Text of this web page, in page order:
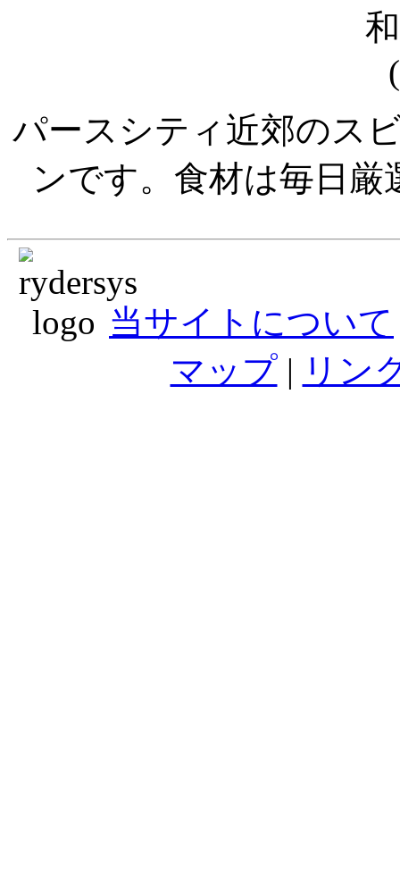
パースシティ近郊のス
ンです。食材は毎日
当サイトについて
マップ| リン